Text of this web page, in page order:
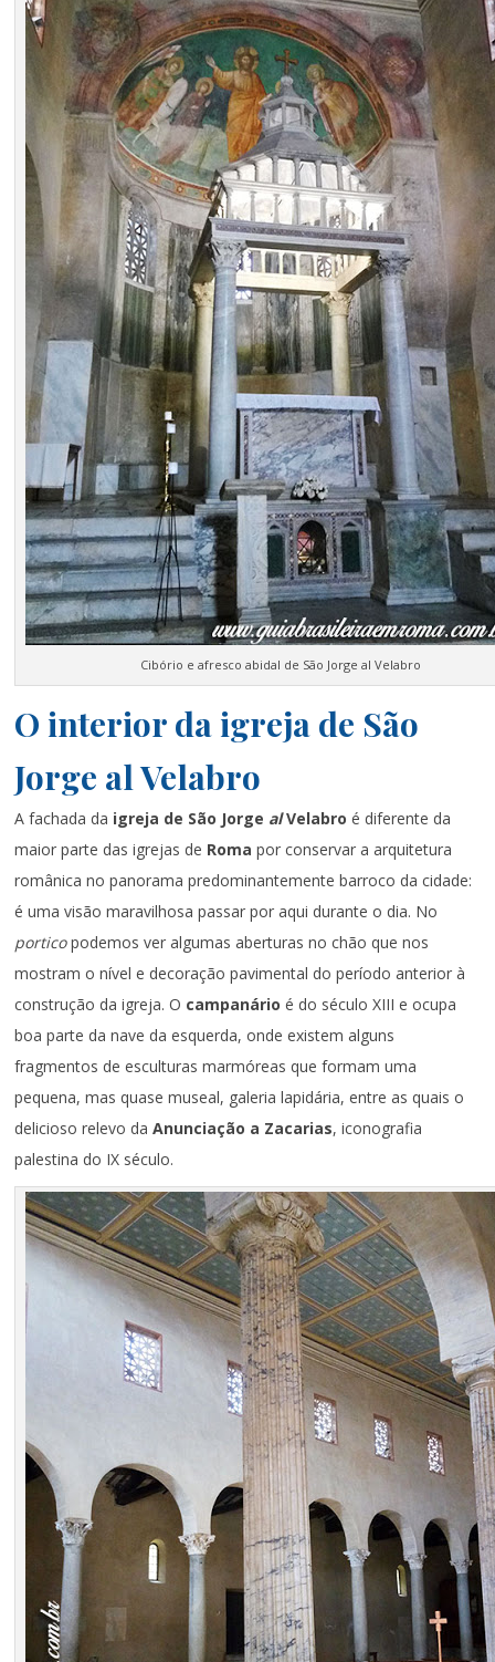
Cibório e afresco abidal de São Jorge al Velabro
O interior da igreja de São
Jorge al Velabro
A fachada da igreja de São Jorge alVelabro é diferente da
maior parte das igrejas de Roma por conservar a arquitetura
românica no panorama predominantemente barroco da cidade:
é uma visão maravilhosa passar por aqui durante o dia. No
porticopodemos ver algumas aberturas no chão que nos
mostram o nível e decoração pavimental do período anterior à
construção da igreja. O campanário é do século XIII e ocupa
boa parte da nave da esquerda, onde existem alguns
fragmentos de esculturas marmóreas que formam uma
pequena, mas quase museal, galeria lapidária, entre as quais o
delicioso relevo da Anunciação a Zacarias, iconografia
palestina do IX século.